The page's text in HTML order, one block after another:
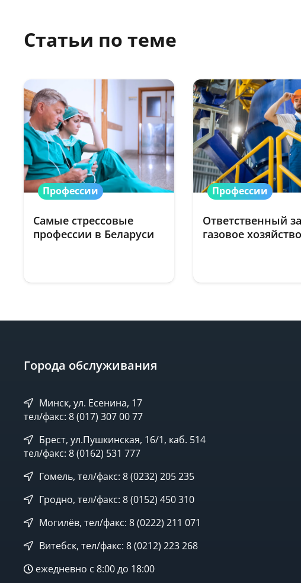
Статьи по теме
Профессии
Самые стрессовые
профессии в Беларуси
Профессии
Ответственный за
газовое хозяйство
Города обслуживания
Минск, ул. Есенина, 17
тел/факс: 8 (017) 307 00 77
Брест, ул.Пушкинская, 16/1, каб. 514
тел/факс: 8 (0162) 531 777
Гомель, тел/факс: 8 (0232) 205 235
Гродно, тел/факс: 8 (0152) 450 310
Могилёв, тел/факс: 8 (0222) 211 071
Витебск, тел/факс: 8 (0212) 223 268
ежедневно с 8:00 до 18:00